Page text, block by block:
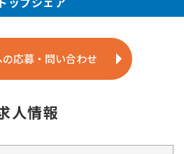
応募・問い合わせ
人情報